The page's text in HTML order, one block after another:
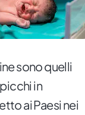
sono quelli
in
ai Paesi nei